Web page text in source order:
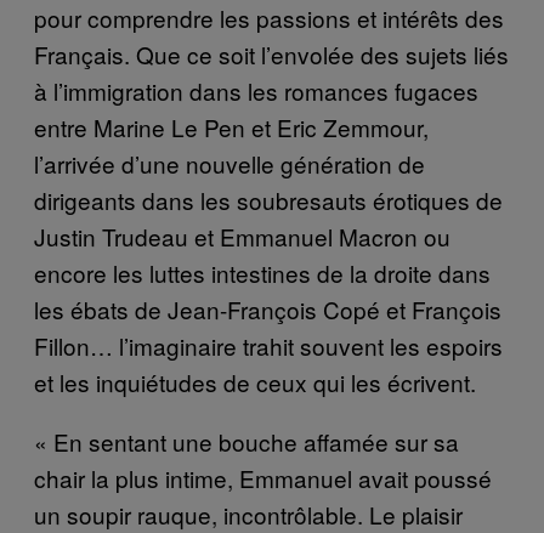
pour comprendre les passions et intérêts des
Français. Que ce soit l’envolée des sujets liés
à l’immigration dans les romances fugaces
entre Marine Le Pen et Eric Zemmour,
l’arrivée d’une nouvelle génération de
dirigeants dans les soubresauts érotiques de
Justin Trudeau et Emmanuel Macron ou
encore les luttes intestines de la droite dans
les ébats de Jean-François Copé et François
Fillon… l’imaginaire trahit souvent les espoirs
et les inquiétudes de ceux qui les écrivent.
« En sentant une bouche affamée sur sa
chair la plus intime, Emmanuel avait poussé
un soupir rauque, incontrôlable. Le plaisir